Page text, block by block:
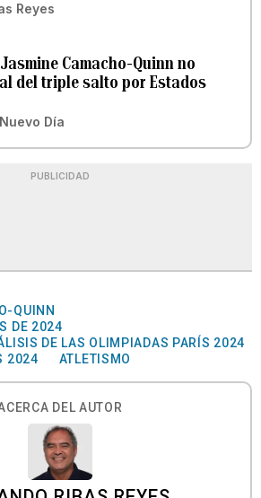
Reyes
Camacho-Quinn no
del triple salto por Estados
Día
PUBLICIDAD
QUINN
DE 2024
DE LAS OLIMPIADAS PARÍS 2024
2024
ATLETISMO
DEL AUTOR